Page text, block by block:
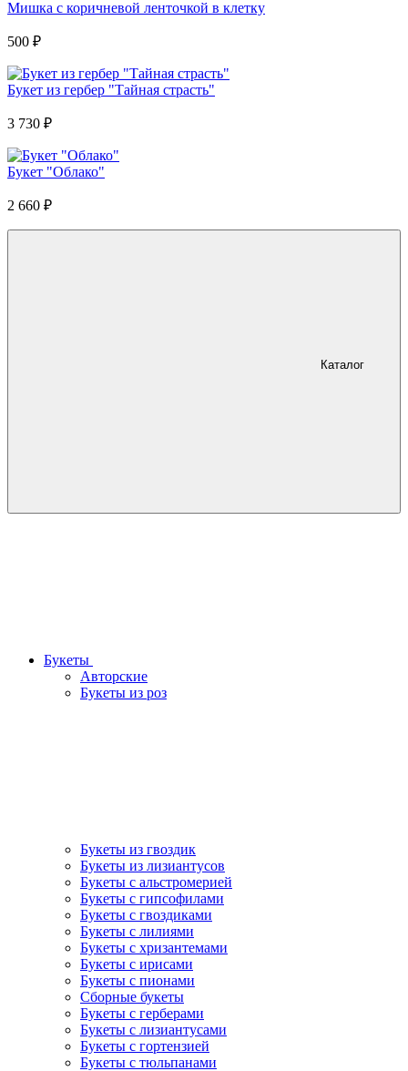
Мишка с коричневой ленточкой в клетку
500 ₽
Букет из гербер "Тайная страсть"
3 730 ₽
Букет "Облако"
2 660 ₽
Каталог
Букеты
Авторские
Букеты из роз
Букеты из гвоздик
Букеты из лизиантусов
Букеты с альстромерией
Букеты с гипсофилами
Букеты с гвоздиками
Букеты с лилиями
Букеты с хризантемами
Букеты с ирисами
Букеты с пионами
Сборные букеты
Букеты с герберами
Букеты с лизиантусами
Букеты с гортензией
Букеты с тюльпанами